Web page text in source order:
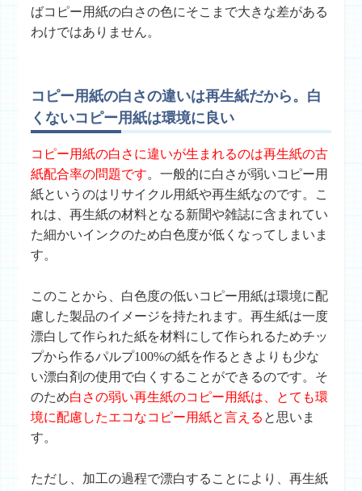
ばコピー用紙の白さの色にそこまで大きな差がある
わけではありません。
コピー用紙の白さの違いは再生紙だから。白
くないコピー用紙は環境に良い
コピー用紙の白さに違いが生まれるのは再生紙の古
紙配合率の問題です。一般的に白さが弱いコピー用
紙というのはリサイクル用紙や再生紙なのです。こ
れは、再生紙の材料となる新聞や雑誌に含まれてい
た細かいインクのため白色度が低くなってしまいま
す。
このことから、白色度の低いコピー用紙は環境に配
慮した製品のイメージを持たれます。再生紙は一度
漂白して作られた紙を材料にして作られるためチッ
プから作るパルプ100%の紙を作るときよりも少な
い漂白剤の使用で白くすることができるのです。そ
のため白さの弱い再生紙のコピー用紙は、とても環
境に配慮したエコなコピー用紙と言える と思いま
す。
ただし、加工の過程で漂白することにより、再生紙